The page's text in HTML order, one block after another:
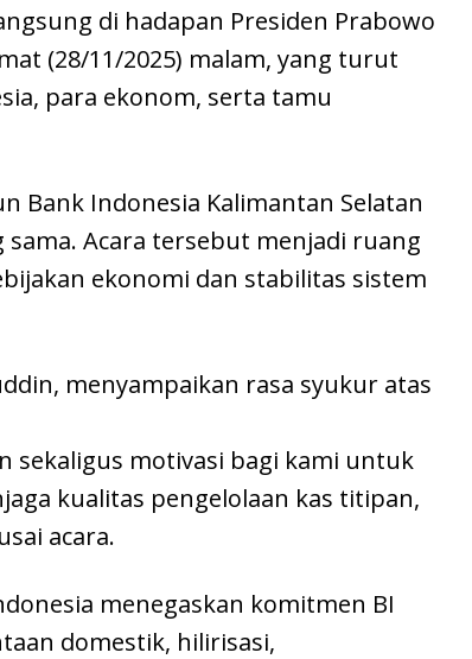
di hadapan Presiden Prabowo
(28/11/2025) malam, yang turut
para ekonom, serta tamu
Bank Indonesia Kalimantan Selatan
Acara tersebut menjadi ruang
ekonomi dan stabilitas sistem
menyampaikan rasa syukur atas
sekaligus motivasi bagi kami untuk
kualitas pengelolaan kas titipan,
acara.
menegaskan komitmen BI
domestik, hilirisasi,